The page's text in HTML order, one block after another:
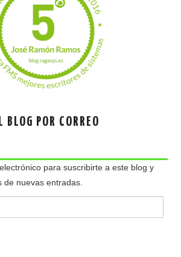
POR CORREO
para suscribirte a este blog y
de nuevas entradas.